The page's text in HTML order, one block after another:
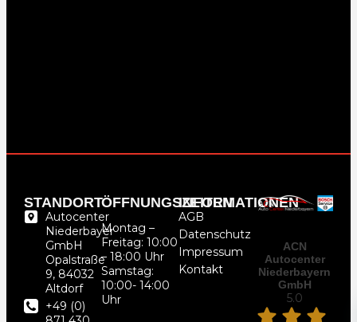
STANDORT
Autocenter
Niederbayer
GmbH
Opalstraße
9, 84032
Altdorf
+49 (0)
ÖFFNUNGSZEITEN
Montag –
Freitag: 10:00
– 18:00 Uhr
Samstag:
10:00- 14:00
Uhr
INFORMATIONEN
AGB
Datenschutz
Impressum
Kontakt
ACN
Autocenter
Niederbayern
GmbH
5.0